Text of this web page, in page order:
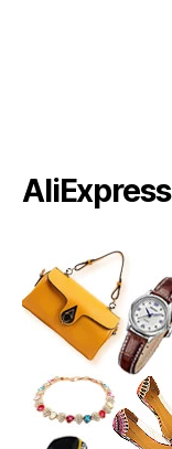
AliExpress